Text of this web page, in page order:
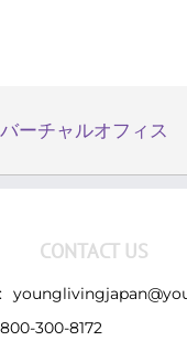
バーチャルオフィス
CONTACT US
300-8172